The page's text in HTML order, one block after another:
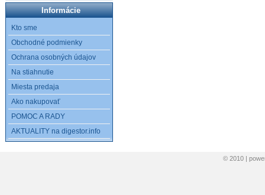
Informácie
Kto sme
Obchodné podmienky
Ochrana osobných údajov
Na stiahnutie
Miesta predaja
Ako nakupovať
POMOC A RADY
AKTUALITY na digestor.info
© 2010 |